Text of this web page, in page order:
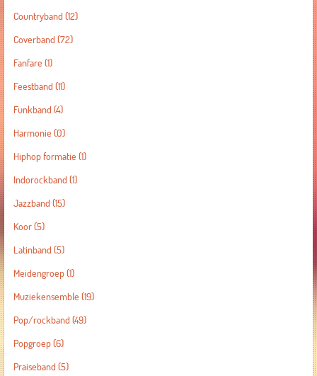
Countryband (12)
Coverband (72)
Fanfare (1)
Feestband (11)
Funkband (4)
Harmonie (0)
Hiphop formatie (1)
Indorockband (1)
Jazzband (15)
Koor(5)
Latinband (5)
Meidengroep(1)
Muziekensemble (19)
Pop/rockband (49)
Popgroep(6)
Praiseband (5)